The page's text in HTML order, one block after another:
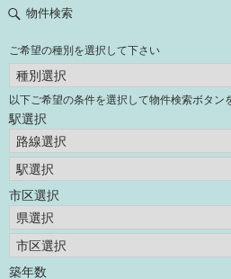
物件検索
ご希望の種別を選択して下さい
以下ご希望の条件を選択して物件検索ボタン
駅選択
市区選択
築年数